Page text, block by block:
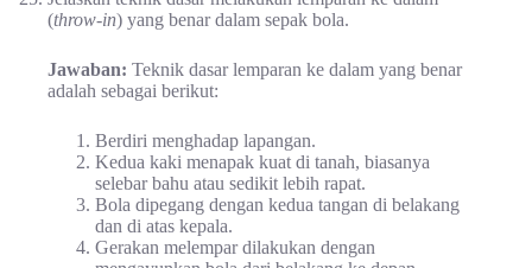
(throw-in) yang benar dalam sepak bola.
Jawaban: Teknik dasar lemparan ke dalam yang benar
adalah sebagai berikut:
Berdiri menghadap lapangan.
Kedua kaki menapak kuat di tanah, biasanya
selebar bahu atau sedikit lebih rapat.
Bola dipegang dengan kedua tangan di belakang
dan di atas kepala.
Gerakan melempar dilakukan dengan